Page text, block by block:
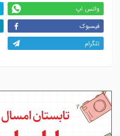
واتس اپ
فیسبوک
تلگرام